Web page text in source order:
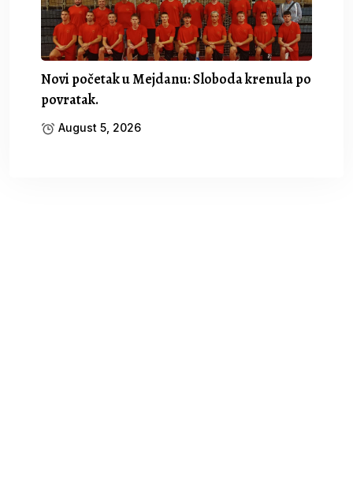
Novi početak u Mejdanu: Sloboda krenula po
povratak.
August 5, 2026